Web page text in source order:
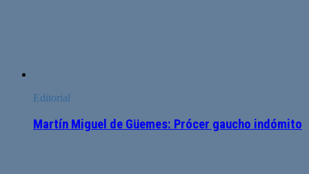
Editorial
Martín Miguel de Güemes: Prócer gaucho indómito